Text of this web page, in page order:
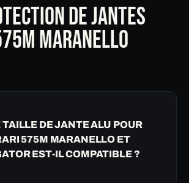
DE JANTES
MARANELLO
DE JANTE ALU POUR
575M MARANELLO ET
EST-IL COMPATIBLE ?